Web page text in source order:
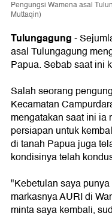
Pengungsi Wamena asal
Muttaqin)
Tulungagung-
asal Tulungagung
Papua. Sebab saat ini
Salah seorang
Kecamatan
mengatakan saat ini ia
persiapan untuk
di tanah Papua juga
kondisinya telah
"Kebetulan saya
markasnya AURI di
minta saya kembali,